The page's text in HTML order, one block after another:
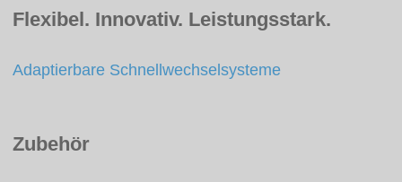
Flexibel. Innovativ. Leistungsstark.
Adaptierbare Schnellwechselsysteme
Zubehör